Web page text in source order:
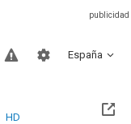
España
HD